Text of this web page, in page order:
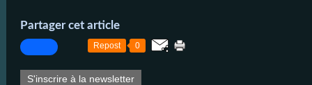
Partager cet article
Repost 0
S'inscrire à la newsletter